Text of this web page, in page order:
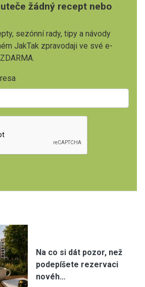
žádný recept nebo
sezónní rady, tipy a návody
JakTak zpravodaji ve své e-
Na co si dát pozor, než
podepíšete rezervaci
novéh…